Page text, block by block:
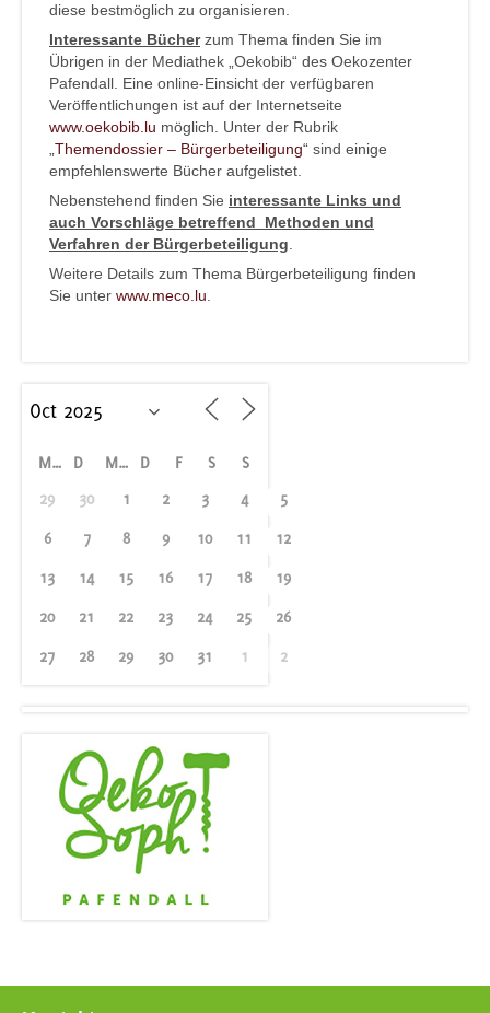
diese bestmöglich zu organisieren.
Interessante Bücherzum Thema finden Sie im
Übrigen in der Mediathek „Oekobib“ des Oekozenter
Pafendall. Eine online-Einsicht der verfügbaren
Veröffentlichungen ist auf der Internetseite
www.oekobib.lu möglich. Unter der Rubrik
„Themendossier – Bürgerbeteiligung“ sind einige
empfehlenswerte Bücher aufgelistet.
Nebenstehend finden Sie interessante Links und
auch Vorschläge betreffend Methoden und
Verfahren der Bürgerbeteiligung.
Weitere Details zum Thema Bürgerbeteiligung finden
Sie unter www.meco.lu.
M D M D F S
S
29
30 1 2 3 4 5
6 7 8 9 10 11 12
13 14 15 16 17 18 19
20 21 22 23 24 25 26
27 28 29 30 31 1 2